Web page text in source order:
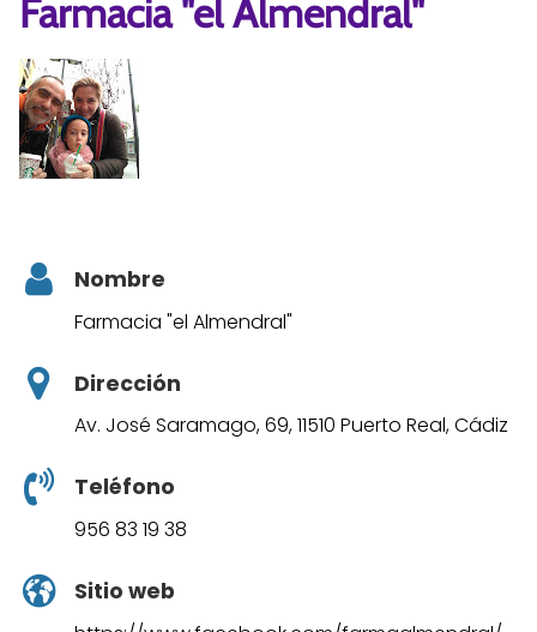
Farmacia "el Almendral"
Nombre
Farmacia "el Almendral"
Dirección
Av. José Saramago, 69, 11510 Puerto Real, Cádiz
Teléfono
956 83 19 38
Sitio web